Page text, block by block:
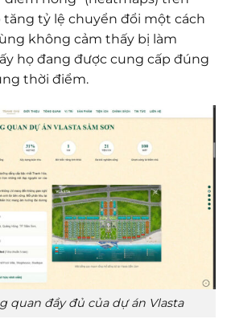
tỷ lệ chuyển đổi một cách
không cảm thấy bị làm
họ đang được cung cấp đúng
thời điểm.
quan đầy đủ của dự án Vlasta